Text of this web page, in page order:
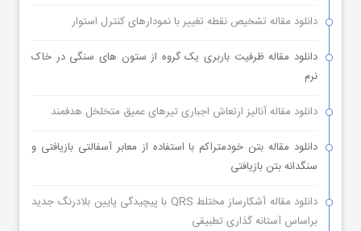
دانلود مقاله تشخیص نقطه تغییر با نمودارهای کنترل استوار
دانلود مقاله ظرفیت باربری یک گروه از ستون های سنگی در خاک
نرم
دانلود مقاله آنالیز ارتعاش اجباری تیرهای عمیق متخلخل هدفمند
دانلود مقاله بتن خودمتراکم با استفاده از معابر آسفالتی بازیافتی و
سنگدانه بتن بازیافتی
دانلود مقاله آشکارساز مختلط QRS با پیچیدگی پایین بلادرنگ جدید
براساس آستانه گذاری تطبیقی